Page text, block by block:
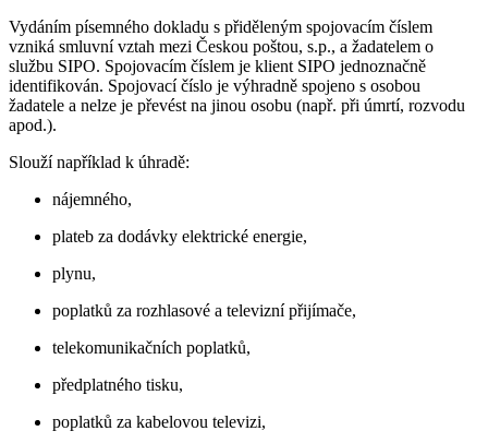
Vydáním písemného dokladu s přiděleným spojovacím číslem
vzniká smluvní vztah mezi Českou poštou, s.p., a žadatelem o
službu SIPO. Spojovacím číslem je klient SIPO jednoznačně
identifikován. Spojovací číslo je výhradně spojeno s osobou
žadatele a nelze je převést na jinou osobu (např. při úmrtí, rozvodu
apod.).
Slouží například k úhradě:
nájemného,
plateb za dodávky elektrické energie,
plynu,
poplatků za rozhlasové a televizní přijímače,
telekomunikačních poplatků,
předplatného tisku,
poplatků za kabelovou televizi,